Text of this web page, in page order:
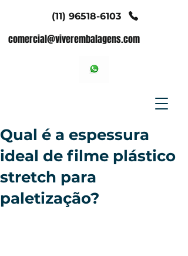
(11) 96518-6103
comercial@viverembalagens.com
Qual é a espessura
ideal de filme plástico
stretch para
paletização?